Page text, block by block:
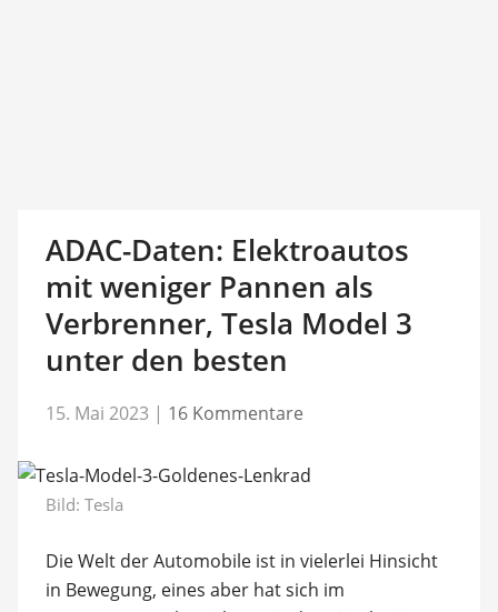
ADAC-Daten: Elektroautos
mit weniger Pannen als
Verbrenner, Tesla Model 3
unter den besten
15. Mai 2023 | 16 Kommentare
Bild: Tesla
Die Welt der Automobile ist in vielerlei Hinsicht
in Bewegung, eines aber hat sich im